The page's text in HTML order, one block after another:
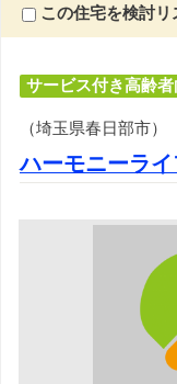
この住宅を検討リ
サービス付き高齢
（埼玉県春日部市）
ハーモニーラ